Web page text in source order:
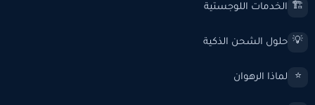
🏗️ الخدمات اللوجستية
💡 حلول الشحن الذكية
⭐ لماذا الرهوان